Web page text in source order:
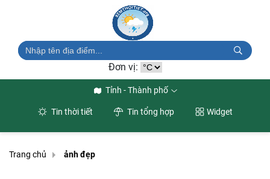
Đơn vị:
Tỉnh - Thành phố
Tin thời tiết Tin tổng hợp Widget
Trang chủ ảnh đẹp